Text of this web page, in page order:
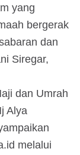
yang
bergerak
dan
Siregar,
dan Umrah
Alya
melalui